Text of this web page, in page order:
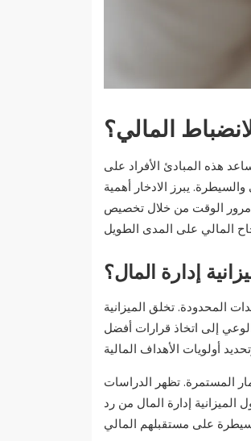
المالي؟
هذه المبادئ الأفراد على
يبرز الادخار أهمية
مرور الوقت من خلال تخصيص
إدارة المال؟
المحدودة. تخلق الميزانية
إلى اتخاذ قرارات أفضل
المستمرة. تظهر الدراسات
الميزانية إدارة المال من رد